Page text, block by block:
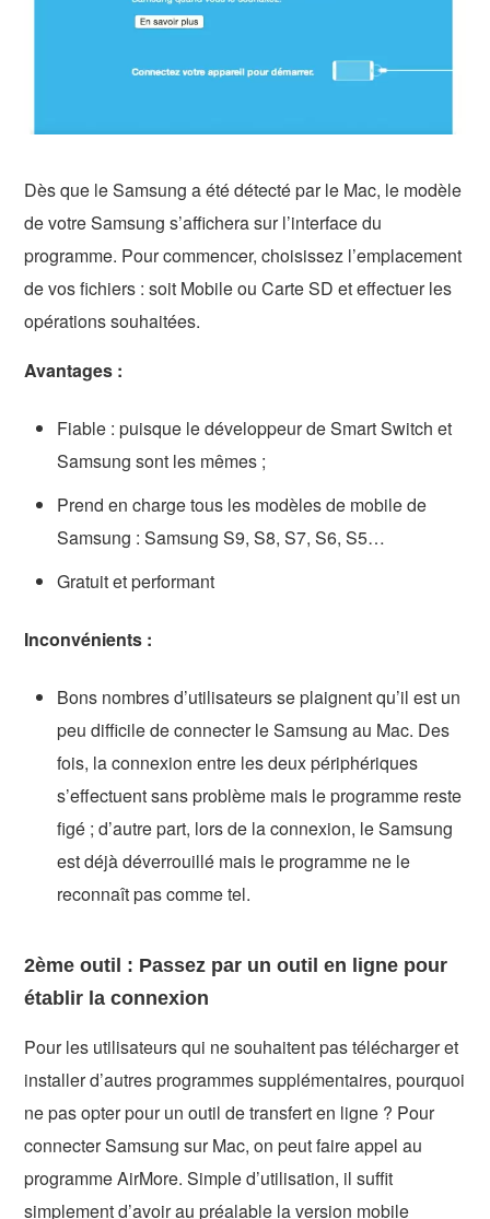
Dès que le Samsung a été détecté par le Mac, le modèle
de votre Samsung s’affichera sur l’interface du
programme. Pour commencer, choisissez l’emplacement
de vos fichiers : soit Mobile ou Carte SD et effectuer les
opérations souhaitées.
Avantages :
Fiable : puisque le développeur de Smart Switch et
Samsung sont les mêmes ;
Prend en charge tous les modèles de mobile de
Samsung : Samsung S9, S8, S7, S6, S5…
Gratuit et performant
Inconvénients :
Bons nombres d’utilisateurs se plaignent qu’il est un
peu difficile de connecter le Samsung au Mac. Des
fois, la connexion entre les deux périphériques
s’effectuent sans problème mais le programme reste
figé ; d’autre part, lors de la connexion, le Samsung
est déjà déverrouillé mais le programme ne le
reconnaît pas comme tel.
2ème outil : Passez par un outil en ligne pour
établir la connexion
Pour les utilisateurs qui ne souhaitent pas télécharger et
installer d’autres programmes supplémentaires, pourquoi
ne pas opter pour un outil de transfert en ligne ? Pour
connecter Samsung sur Mac, on peut faire appel au
programme AirMore. Simple d’utilisation, il suffit
simplement d’avoir au préalable la version mobile